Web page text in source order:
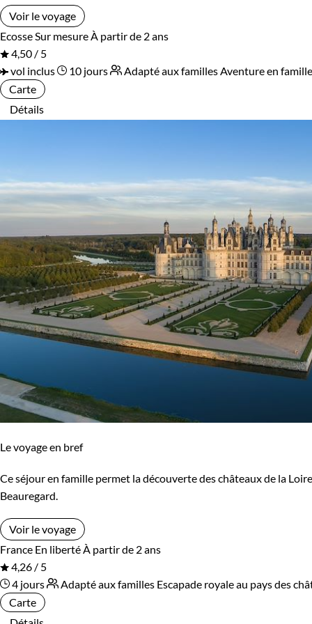
Environnement
Bord de mer et îles
Montagne
Voir le voyage
Ecosse Sur mesure À partir de 2 ans
4,50 / 5
vol inclus
10 jours Adapté aux familles Aventure en
Carte
Détails
Le voyage en bref
Ce séjour en famille permet la découverte des châteaux de la
Beauregard.
Voir le voyage
France En liberté À partir de 2 ans
4,26 / 5
4 jours
Adapté aux familles Escapade royale au pays des
Carte